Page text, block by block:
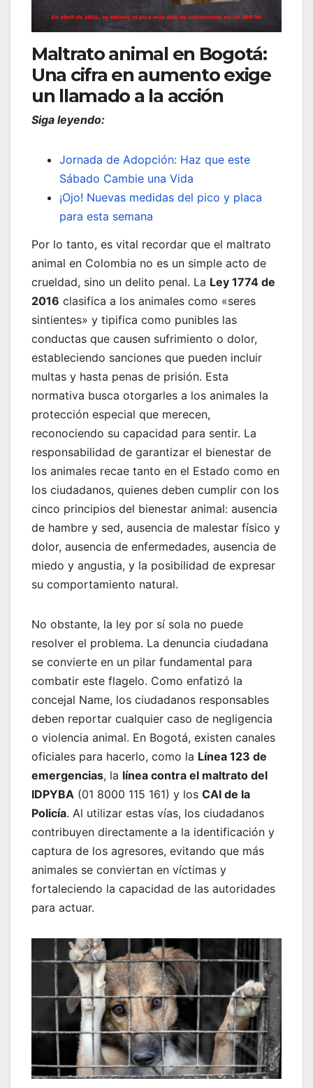
Maltrato animal en Bogotá:
Una cifra en aumento exige
un llamado a la acción
Siga leyendo:
Jornada de Adopción: Haz que este
Sábado Cambie una Vida
¡Ojo! Nuevas medidas del pico y placa
para esta semana
Por lo tanto, es vital recordar que el maltrato
animal en Colombia no es un simple acto de
crueldad, sino un delito penal. La Ley 1774 de
2016 clasifica a los animales como «seres
sintientes» y tipifica como punibles las
conductas que causen sufrimiento o dolor,
estableciendo sanciones que pueden incluir
multas y hasta penas de prisión. Esta
normativa busca otorgarles a los animales la
protección especial que merecen,
reconociendo su capacidad para sentir. La
responsabilidad de garantizar el bienestar de
los animales recae tanto en el Estado como en
los ciudadanos, quienes deben cumplir con los
cinco principios del bienestar animal: ausencia
de hambre y sed, ausencia de malestar físico y
dolor, ausencia de enfermedades, ausencia de
miedo y angustia, y la posibilidad de expresar
su comportamiento natural.
No obstante, la ley por sí sola no puede
resolver el problema. La denuncia ciudadana
se convierte en un pilar fundamental para
combatir este flagelo. Como enfatizó la
concejal Name, los ciudadanos responsables
deben reportar cualquier caso de negligencia
o violencia animal. En Bogotá, existen canales
oficiales para hacerlo, como la Línea 123 de
emergencias, la línea contra el maltrato del
IDPYBA (01 8000 115 161) y los CAI de la
Policía. Al utilizar estas vías, los ciudadanos
contribuyen directamente a la identificación y
captura de los agresores, evitando que más
animales se conviertan en víctimas y
fortaleciendo la capacidad de las autoridades
para actuar.